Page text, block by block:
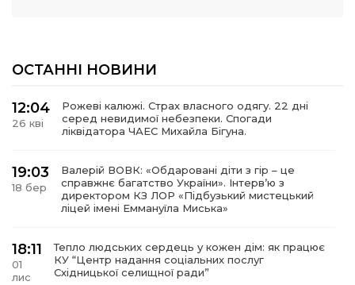
ОСТАННІ НОВИНИ
12:04
26 кві
Рожеві калюжі. Страх власного одягу. 22 дні
серед невидимої небезпеки. Спогади
ліквідатора ЧАЕС Михайла Бігуна.
19:03
18 бер
Валерій ВОВК: «Обдаровані діти з гір – це
справжнє багатство України». Інтервʼю з
директором КЗ ЛОР «Підбузький мистецький
ліцей імені Еммануїла Миська»
18:11
01
лис
Тепло людських сердець у кожен дім: як працює
КУ “Центр надання соціальних послуг
Східницької селищної ради”